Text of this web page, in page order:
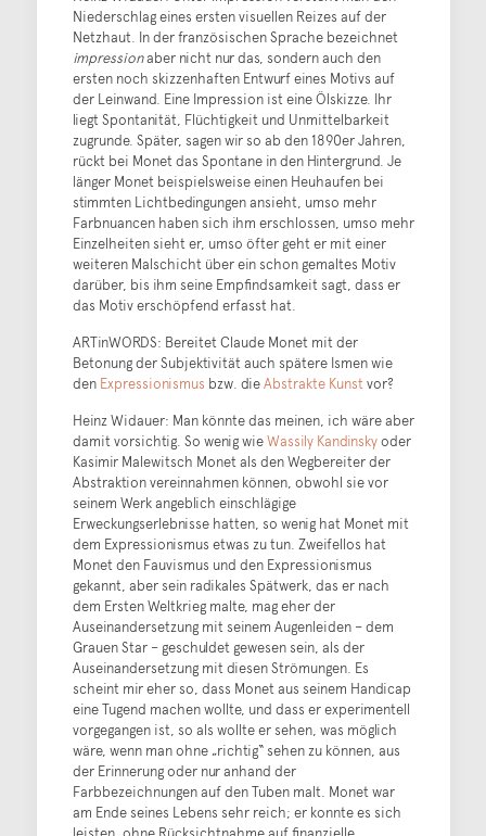
Niederschlag eines ersten visuellen Reizes auf der
Netzhaut. In der französischen Sprache bezeichnet
impressionaber nicht nur das, sondern auch den
ersten noch skizzenhaften Entwurf eines Motivs auf
der Leinwand. Eine Impression ist eine Ölskizze. Ihr
liegt Spontanität, Flüchtigkeit und Unmittelbarkeit
zugrunde. Später, sagen wir so ab den 1890er Jahren,
rückt bei Monet das Spontane in den Hintergrund. Je
länger Monet beispielsweise einen Heuhaufen bei
stimmten Lichtbedingungen ansieht, umso mehr
Farbnuancen haben sich ihm erschlossen, umso mehr
Einzelheiten sieht er, umso öfter geht er mit einer
weiteren Malschicht über ein schon gemaltes Motiv
darüber, bis ihm seine Empfindsamkeit sagt, dass er
das Motiv erschöpfend erfasst hat.
ARTinWORDS: Bereitet Claude Monet mit der
Betonung der Subjektivität auch spätere Ismen wie
den Expressionismus bzw. dieAbstrakte Kunstvor?
Heinz Widauer: Man könnte das meinen, ich wäre aber
damit vorsichtig. So wenig wieWassily Kandinskyoder
Kasimir Malewitsch Monet als den Wegbereiter der
Abstraktion vereinnahmen können, obwohl sie vor
seinem Werk angeblich einschlägige
Erweckungserlebnisse hatten, so wenig hat Monet mit
dem Expressionismus etwas zu tun. Zweifellos hat
Monet den Fauvismus und den Expressionismus
gekannt, aber sein radikales Spätwerk, das er nach
dem Ersten Weltkrieg malte, mag eher der
Auseinandersetzung mit seinem Augenleiden – dem
Grauen Star – geschuldet gewesen sein, als der
Auseinandersetzung mit diesen Strömungen. Es
scheint mir eher so, dass Monet aus seinem Handicap
eine Tugend machen wollte, und dass er experimentell
vorgegangen ist, so als wollte er sehen, was möglich
wäre, wenn man ohne „richtig“ sehen zu können, aus
der Erinnerung oder nur anhand der
Farbbezeichnungen auf den Tuben malt. Monet war
am Ende seines Lebens sehr reich; er konnte es sich